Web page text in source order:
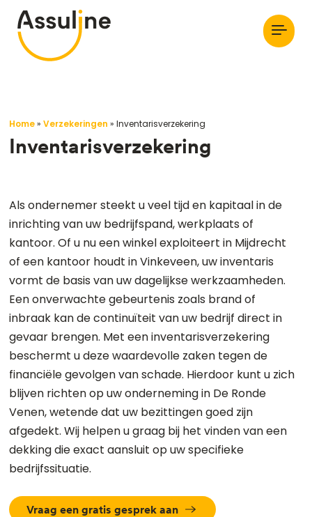
Home»Verzekeringen »Inventarisverzekering
Inventarisverzekering
Als ondernemer steekt u veel tijd en kapitaal in de
inrichting van uw bedrijfspand, werkplaats of
kantoor. Of u nu een winkel exploiteert in Mijdrecht
of een kantoor houdt in Vinkeveen, uw inventaris
vormt de basis van uw dagelijkse werkzaamheden.
Een onverwachte gebeurtenis zoals brand of
inbraak kan de continuïteit van uw bedrijf direct in
gevaar brengen. Met een inventarisverzekering
beschermt u deze waardevolle zaken tegen de
financiële gevolgen van schade. Hierdoor kunt u zich
blijven richten op uw onderneming in De Ronde
Venen, wetende dat uw bezittingen goed zijn
afgedekt. Wij helpen u graag bij het vinden van een
dekking die exact aansluit op uw specifieke
bedrijfssituatie.
Vraag een gratis gesprek aan